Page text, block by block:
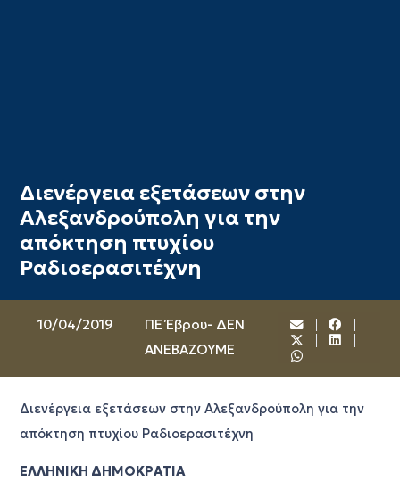
Διενέργεια εξετάσεων στην
Αλεξανδρούπολη για την
απόκτηση πτυχίου
Ραδιοερασιτέχνη
10/04/2019
ΠΕ Έβρου- ΔΕΝ
ΑΝΕΒΑΖΟΥΜΕ
Διενέργεια εξετάσεων στην Αλεξανδρούπολη για την
απόκτηση πτυχίου Ραδιοερασιτέχνη
ΕΛΛΗΝΙΚΗ ΔΗΜΟΚΡΑΤΙΑ